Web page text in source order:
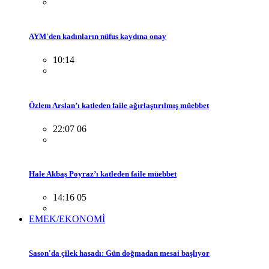
AYM'den kadınların nüfus kaydına onay
10:14
Özlem Arslan’ı katleden faile ağırlaştırılmış müebbet
22:07 06
Hale Akbaş Poyraz’ı katleden faile müebbet
14:16 05
EMEK/EKONOMİ
Sason'da çilek hasadı: Gün doğmadan mesai başlıyor